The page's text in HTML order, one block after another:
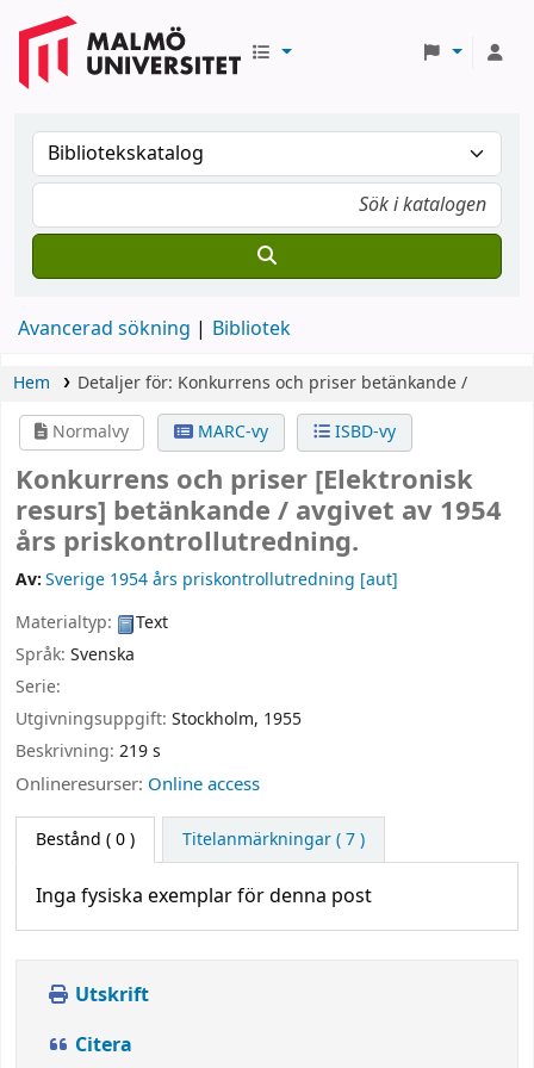
Avancerad sökning Bibliotek
Hem Detaljer för: Konkurrens och priser betänkande /
Normalvy
MARC-vy ISBD-vy
Konkurrens och priser [Elektronisk
resurs] betänkande / avgivet av 1954
års priskontrollutredning.
Av:Sverige 1954 års priskontrollutredning [aut]
Materialtyp:
Text
Språk: Svenska
Serie:
Utgivningsuppgift: Stockholm, 1955
Beskrivning: 219 s
Onlineresurser: Online access
Bestånd ( 0 ) Titelanmärkningar ( 7 )
Inga fysiska exemplar för denna post
Utskrift
Citera